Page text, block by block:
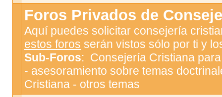
Foros Privados de
Aquí puedes solicitar consejería
estos foros serán vistos sólo por ti y
Sub-Foros: Consejería Cristiana
- asesoramiento sobre temas
Cristiana - otros temas